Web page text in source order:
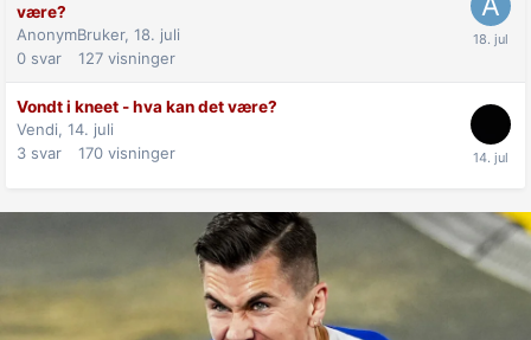
være?
AnonymBruker, 18. juli
0 svar 127 visninger
Vondt i kneet - hva kan det være?
Vendi, 14. juli
3 svar 170 visninger